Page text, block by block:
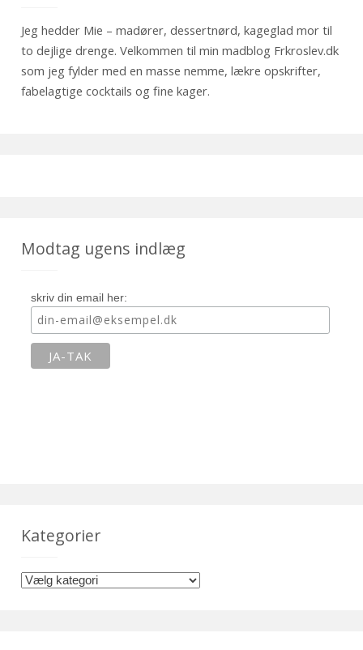
Jeg hedder Mie – madører, dessertnørd, kageglad mor til
to dejlige drenge. Velkommen til min madblog Frkroslev.dk
som jeg fylder med en masse nemme, lækre opskrifter,
fabelagtige cocktails og fine kager.
Modtag ugens indlæg
skriv din email her:
Kategorier
K